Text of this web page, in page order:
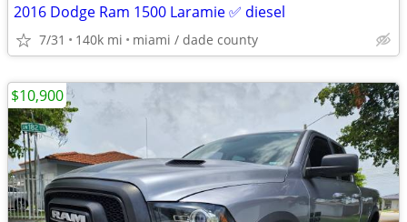
2016 Dodge Ram 1500 Laramie ✅ diesel
7/31 140k mi miami / dade county
$10,900